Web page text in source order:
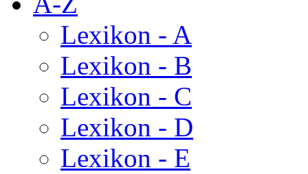
Lexikon - A
Lexikon - B
Lexikon - C
Lexikon - D
Lexikon - E